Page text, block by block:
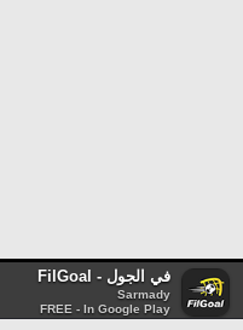
في الجول - FilGoal
Sarmady
FREE - In Google Play